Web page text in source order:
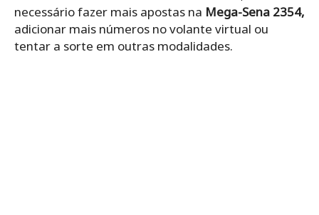
necessário fazer mais apostas na Mega-Sena 2354,
adicionar mais números no volante virtual ou
tentar a sorte em outras modalidades.